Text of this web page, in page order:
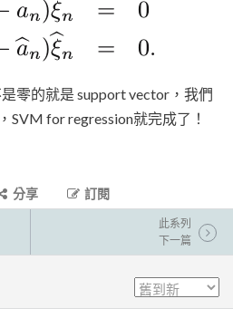
零的就是 support vector，我們
SVM for regression就完成了！
分享 訂閱
此系列
下一篇